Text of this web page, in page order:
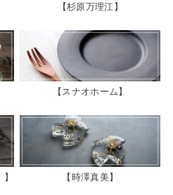
杉原万理江
スナオホーム
時澤真美